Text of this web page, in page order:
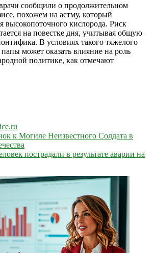
сообщили о продолжительном
похожем на астму, который
высокопоточного кислорода. Риск
на повестке дня, учитывая общую
В условиях такого тяжелого
папы может оказать влияние на роль
политике, как отмечают
к Могиле Неизвестного Солдата в
пострадали в результате аварии на